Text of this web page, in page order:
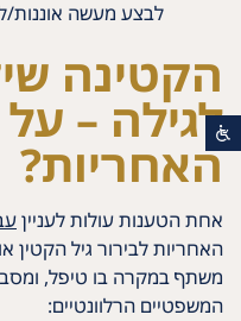
לבצע מעשה אוננות/
הקטינה
לגילה –
האחריות?
אחת הטענות עולות לעניין
האחריות לבירור גיל הקטין
משתף במקרה בו טיפל,
המשפטיים הרלוונטיים: